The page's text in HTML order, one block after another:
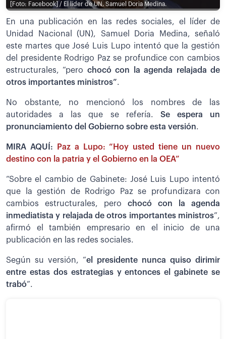
[Foto: Facebook] / El líder de UN, Samuel Doria Medina.
En una publicación en las redes sociales, el líder de
Unidad Nacional (UN), Samuel Doria Medina, señaló
este martes que José Luis Lupo intentó que la gestión
del presidente Rodrigo Paz se profundice con cambios
estructurales, “pero chocó con la agenda relajada de
otros importantes ministros”.
No obstante, no mencionó los nombres de las
autoridades a las que se refería.
Se espera un
pronunciamiento del Gobierno sobre esta versión.
MIRA AQUÍ:
Paz a Lupo: “Hoy usted tiene un nuevo
destino con la patria y el Gobierno en la OEA”
“Sobre el cambio de Gabinete: José Luis Lupo intentó
que la gestión de Rodrigo Paz se profundizara con
cambios estructurales, pero chocó con la agenda
inmediatista y relajada de otros importantes ministros”,
afirmó el también empresario en el inicio de una
publicación en las redes sociales.
Según su versión, “el presidente nunca quiso dirimir
entre estas dos estrategias y entonces el gabinete se
trabó”.